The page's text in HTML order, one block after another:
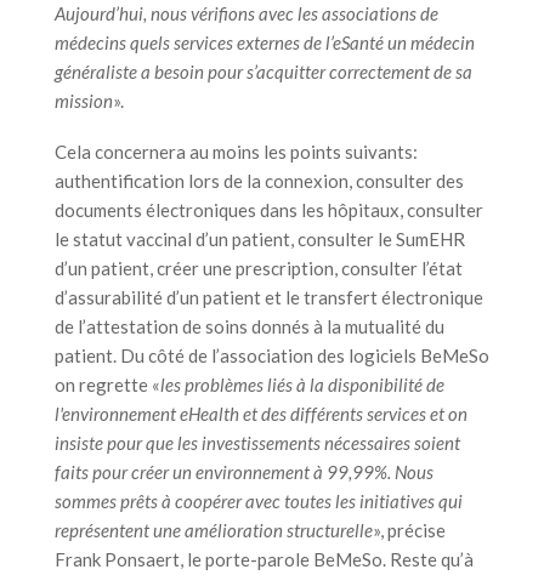
Aujourd’hui, nous vérifions avec les associations de
médecins quels services externes de l’eSanté un médecin
généraliste a besoin pour s’acquitter correctement de sa
mission».
Cela concernera au moins les points suivants:
authentification lors de la connexion, consulter des
documents électroniques dans les hôpitaux, consulter
le statut vaccinal d’un patient, consulter le SumEHR
d’un patient, créer une prescription, consulter l’état
d’assurabilité d’un patient et le transfert électronique
de l’attestation de soins donnés à la mutualité du
patient. Du côté de l’association des logiciels BeMeSo
on regrette «les problèmes liés à la disponibilité de
l'environnement eHealth et des différents services et on
insiste pour que les investissements nécessaires soient
faits pour créer un environnement à 99,99%. Nous
sommes prêts à coopérer avec toutes les initiatives qui
représentent une amélioration structurelle», précise
Frank Ponsaert, le porte-parole BeMeSo. Reste qu’à